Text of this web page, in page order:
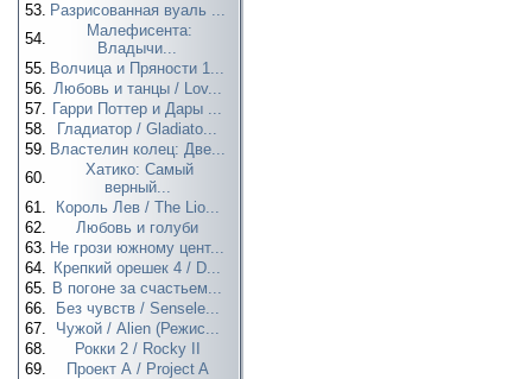
53. Разрисованная вуаль ...
54.
Малефисента:
Владычи...
55. Волчица и Пряности 1...
56. Любовь и танцы / Lov...
57. Гарри Поттер и Дары ...
58.
Гладиатор / Gladiato...
59. Властелин колец: Две...
60.
Хатико: Самый
верный...
61.
Король Лев / The Lio...
62.
Любовь и голуби
63. Не грози южному цент...
64. Крепкий орешек 4 / D...
65. В погоне за счастьем...
66.
Без чувств / Sensele...
67.
Чужой / Alien (Режис...
68.
Рокки 2 / Rocky II
69.
Проект А / Project A